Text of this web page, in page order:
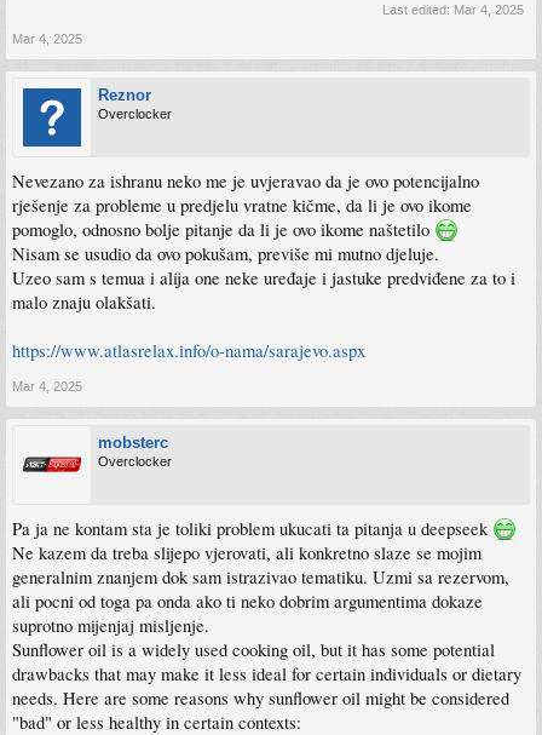
Last edited: Mar 4, 2025
Mar 4, 2025
Reznor
Overclocker
Nevezano za ishranu neko me je uvjeravao da je ovo potencijalno
rješenje za probleme u predjelu vratne kičme, da li je ovo ikome
pomoglo, odnosno bolje pitanje da li je ovo ikome naštetilo
Nisam se usudio da ovo pokušam, previše mi mutno djeluje.
Uzeo sam s temua i alija one neke uređaje i jastuke predviđene za to i
malo znaju olakšati.
https://www.atlasrelax.info/o-nama/sarajevo.aspx
Mar 4, 2025
mobsterc
Overclocker
Pa ja ne kontam sta je toliki problem ukucati ta pitanja u deepseek
Ne kazem da treba slijepo vjerovati, ali konkretno slaze se mojim
generalnim znanjem dok sam istrazivao tematiku. Uzmi sa rezervom,
ali pocni od toga pa onda ako ti neko dobrim argumentima dokaze
suprotno mijenjaj misljenje.
Sunflower oil is a widely used cooking oil, but it has some potential
drawbacks that may make it less ideal for certain individuals or dietary
needs. Here are some reasons why sunflower oil might be considered
"bad" or less healthy in certain contexts: